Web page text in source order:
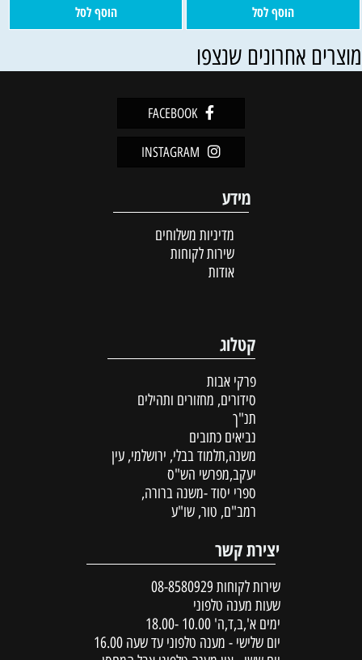
הוסף לסל הוסף לסל
אחרונים שנצפו
FACEBOOK
INSTAGRAM
מידע
מדיניות משלוחים
שירות לקוחות
אודות
קטלוג
פרקי אבות
סידורים, מחזורים ותהילים
תנ"ך
נביאים כתובים
משנה,תלמוד בבלי, ירושלמי, עין
יעקב,מפרשי הש"ס
ספרי יסוד -משנה ברורה,
רמב"ם, טור, שו"ע
יצירת קשר
שירות לקוחות 08-8580929
שעות מענה טלפוני
ימים א',ב,ד,ה' 10.00 -18.00
יום שלישי - מענה טלפוני עד שעה 16.00